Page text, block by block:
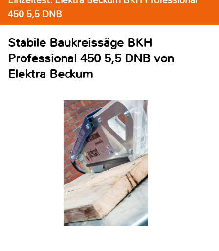
450 5,5 DNB
Stabile Baukreissäge BKH
Professional 450 5,5 DNB von
Elektra Beckum